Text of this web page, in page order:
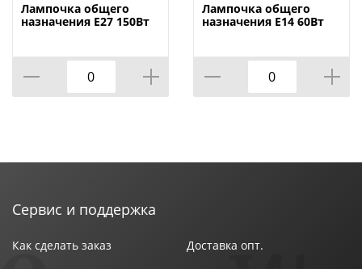
Лампочка общего
назначения Е27 150Вт
Лампочка общего
назначения Е14 60Вт
Сервис и поддержка
Как сделать заказ Доставка опт.